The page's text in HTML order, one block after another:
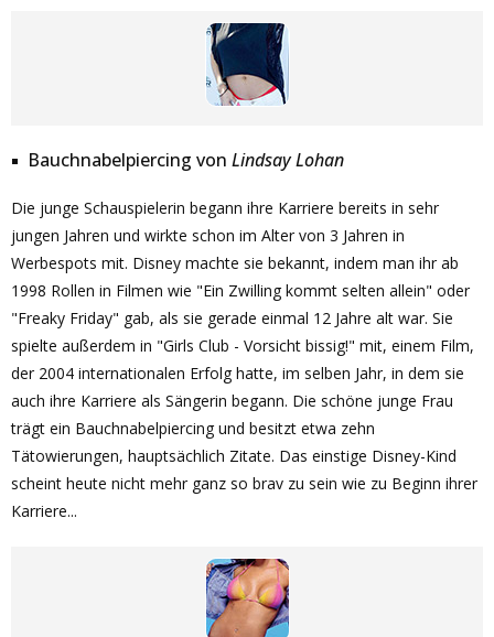
Bauchnabelpiercing von Lindsay Lohan
Die junge Schauspielerin begann ihre Karriere bereits in sehr
jungen Jahren und wirkte schon im Alter von 3 Jahren in
Werbespots mit. Disney machte sie bekannt, indem man ihr ab
1998 Rollen in Filmen wie "Ein Zwilling kommt selten allein" oder
"Freaky Friday" gab, als sie gerade einmal 12 Jahre alt war. Sie
spielte außerdem in "Girls Club - Vorsicht bissig!" mit, einem Film,
der 2004 internationalen Erfolg hatte, im selben Jahr, in dem sie
auch ihre Karriere als Sängerin begann. Die schöne junge Frau
trägt ein Bauchnabelpiercing und besitzt etwa zehn
Tätowierungen, hauptsächlich Zitate. Das einstige Disney-Kind
scheint heute nicht mehr ganz so brav zu sein wie zu Beginn ihrer
Karriere...